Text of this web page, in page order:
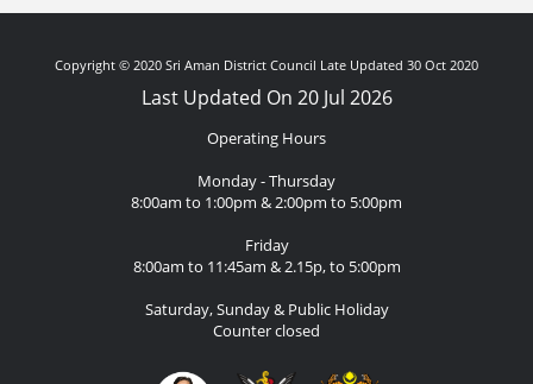
Copyright © 2020 Sri Aman District Council Late Updated 30 Oct 2020
Last Updated On 20 Jul 2026
Operating Hours
Monday - Thursday
8:00am to 1:00pm & 2:00pm to 5:00pm
Friday
8:00am to 11:45am & 2.15p, to 5:00pm
Saturday, Sunday & Public Holiday
Counter closed